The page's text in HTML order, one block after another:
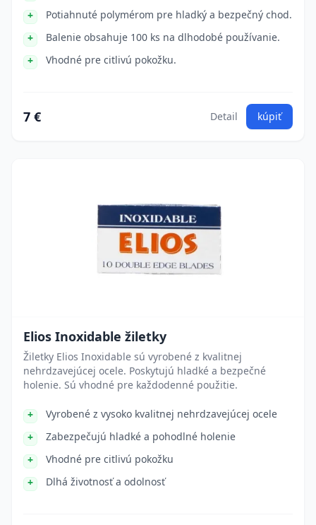
Potiahnuté polymérom pre hladký a bezpečný chod.
Balenie obsahuje 100 ks na dlhodobé používanie.
Vhodné pre citlivú pokožku.
7 € Detail kúpiť
Elios Inoxidable žiletky
Žiletky Elios Inoxidable sú vyrobené z kvalitnej
nehrdzavejúcej ocele. Poskytujú hladké a bezpečné
holenie. Sú vhodné pre každodenné použitie.
Vyrobené z vysoko kvalitnej nehrdzavejúcej ocele
Zabezpečujú hladké a pohodlné holenie
Vhodné pre citlivú pokožku
Dlhá životnosť a odolnosť